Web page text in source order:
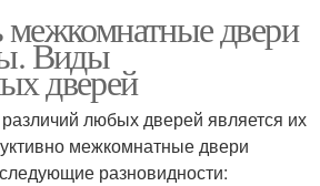
межкомнатные двери
Виды
дверей
любых дверей является их
межкомнатные двери
разновидности: